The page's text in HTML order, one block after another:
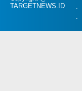
TARGETNEWS.ID